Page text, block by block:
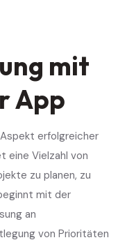
mit
App
erfolgreicher
eine Vielzahl von
zu planen, zu
mit der
an
von Prioritäten